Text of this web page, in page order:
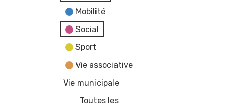
Mobilité
Social
Sport
Vie associative
Vie municipale
Toutes les